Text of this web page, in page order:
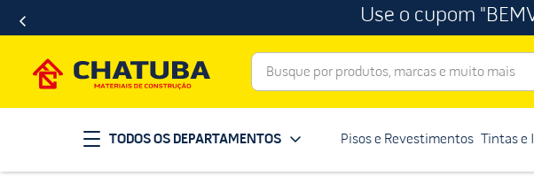
Use o cupom
Busque por produtos, marcas e muito mais
TODOS OS DEPARTAMENTOS Pisos e Revestimentos Tintas
1 º porcelanato
2º telha